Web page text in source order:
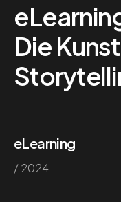
Die
eLearning
/ 2024